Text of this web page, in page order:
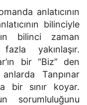
anlatıcının
bilinciyle
bilinci zaman
yakınlaşır.
bir “Biz” den
Tanpınar
bir sınır koyar.
sorumluluğunu